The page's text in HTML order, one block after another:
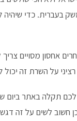
בעברית. כדי שיהיה
אחסון מסויים
על השרת זה
תקלה באתר ביום
לשים על זה דגש,